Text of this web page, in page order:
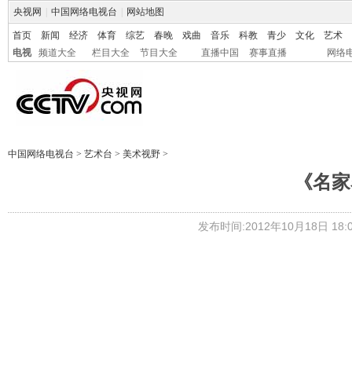
央视网 中国网络电视台 网站地图
首页 新闻 经济 体育 综艺 春晚 戏曲 音乐 科教 青少 文化
艺术
电视
频道大全 栏目大全 节目大全 直播中国 赛事直播 网络
中国网络电视台 > 艺术台 > 美术视野 >
《名
发布时间:2012年10月18日